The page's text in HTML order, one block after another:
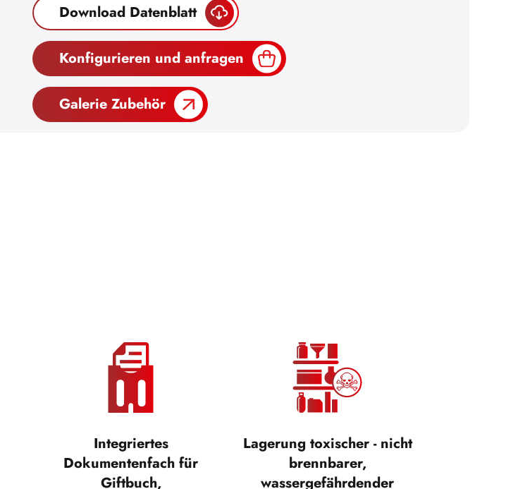
Download Datenblatt
Konfigurieren und anfragen
Galerie Zubehör
Integriertes
Dokumentenfach für
Giftbuch,
Lagerung toxischer - nicht
brennbarer,
wassergefährdender